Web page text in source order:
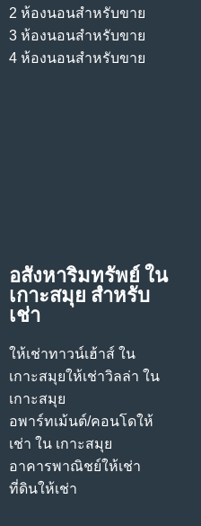
2 ห้องนอนสําหรับขาย
3 ห้องนอนสําหรับขาย
4 ห้องนอนสําหรับขาย
อสังหาริมทรัพย์ ใน
เกาะสมุย สําหรับ
เช่า
ให้เช่าทาวน์เฮ้าส์ ใน
เกาะสมุยให้เช่าวิลล่า ใน
เกาะสมุย
อพาร์ทเม้นต์/คอนโดให้
เช่า ใน เกาะสมุย
อาคารพาณิชย์ให้เช่า
ที่ดินให้เช่า